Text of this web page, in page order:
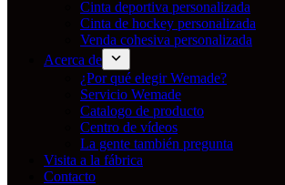
Cinta deportiva personalizada
Cinta de hockey personalizada
Venda cohesiva personalizada
Acerca de
¿Por qué elegir Wemade?
Servicio Wemade
Catalogo de producto
Centro de vídeos
La gente también pregunta
Visita a la fábrica
Contacto